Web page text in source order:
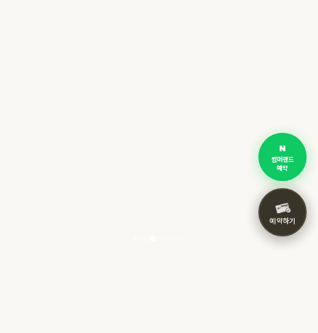
썸머랜드
예약
예약하기